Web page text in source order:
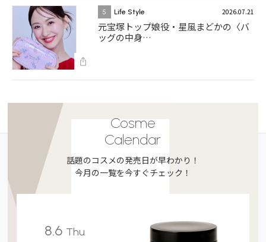
5 Life Style 2026.07.21
元宝塚トップ娘役・星風まどかの〈バ
ッグの中身…
Cosme
Calendar
話題のコスメの発売日が早わかり！
今月の一覧を今すぐチェック！
8.6 Thu